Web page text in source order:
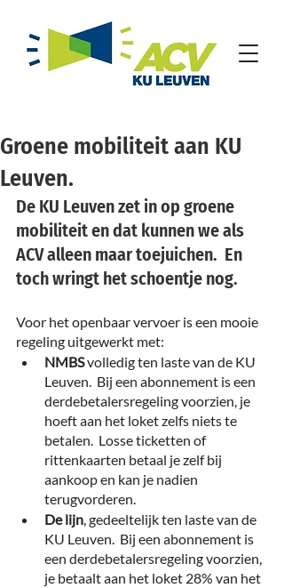
Groene mobiliteit aan KU
Leuven.
De KU Leuven zet in op groene
mobiliteit en dat kunnen we als
ACV alleen maar toejuichen.  En
toch wringt het schoentje nog.
Voor het openbaar vervoer is een mooie
regeling uitgewerkt met:
NMBS volledig ten laste van de KU
Leuven.  Bij een abonnement is een
derdebetalersregeling voorzien, je
hoeft aan het loket zelfs niets te
betalen.  Losse ticketten of
rittenkaarten betaal je zelf bij
aankoop en kan je nadien
terugvorderen.
De lijn, gedeeltelijk ten laste van de
KU Leuven.  Bij een abonnement is
een derdebetalersregeling voorzien,
je betaalt aan het loket 28% van het